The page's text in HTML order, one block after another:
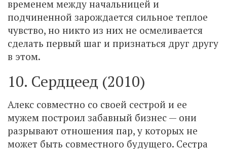
временем между начальницей и
подчиненной зарождается сильное теплое
чувство, но никто из них не осмеливается
сделать первый шаг и признаться друг другу
в этом.
10. Сердцеед (2010)
Алекс совместно со своей сестрой и ее
мужем построил забавный бизнес — они
разрывают отношения пар, у которых не
может быть совместного будущего. Сестра